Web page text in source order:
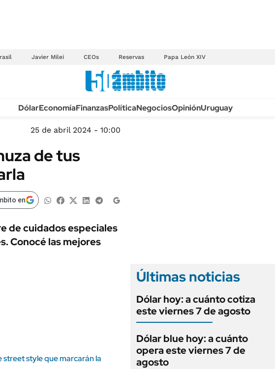
Javier Milei CEOs Reservas Papa León XIV
TECNOLOGÍA
MÉXICO
MUNDO
LIFESTYLE
AUTOS
DólarEconomíaFinanzasPolíticaNegociosOpiniónUruguay
25 de abril 2024 - 10:00
de tus
en
de cuidados especiales
Conocé las mejores
street style que marcarán la
Últimas noticias
Dólar hoy: a cuánto cotiza
este viernes 7 de agosto
Dólar blue hoy: a cuánto
opera este viernes 7 de
agosto